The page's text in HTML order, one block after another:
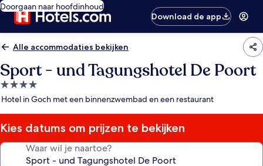
Doorgaan naar hoofdinhoud
Download de app
Alle accommodaties bekijken
Sport - und Tagungshotel De Poort
4.0-
sterrenaccommodatie
Hotel in Goch met een binnenzwembad en een restaurant
Kies datums om prijzen te bekijken
Waar wil je naartoe?